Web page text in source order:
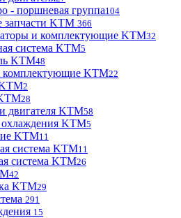
- поршневая группа104
KTM 366
и комплектующие KTM32
система KTM5
KTM48
комплектующие KTM22
2
28
двигателя KTM58
KTM5
KTM11
система KTM11
система KTM26
42
KTM29
291
15